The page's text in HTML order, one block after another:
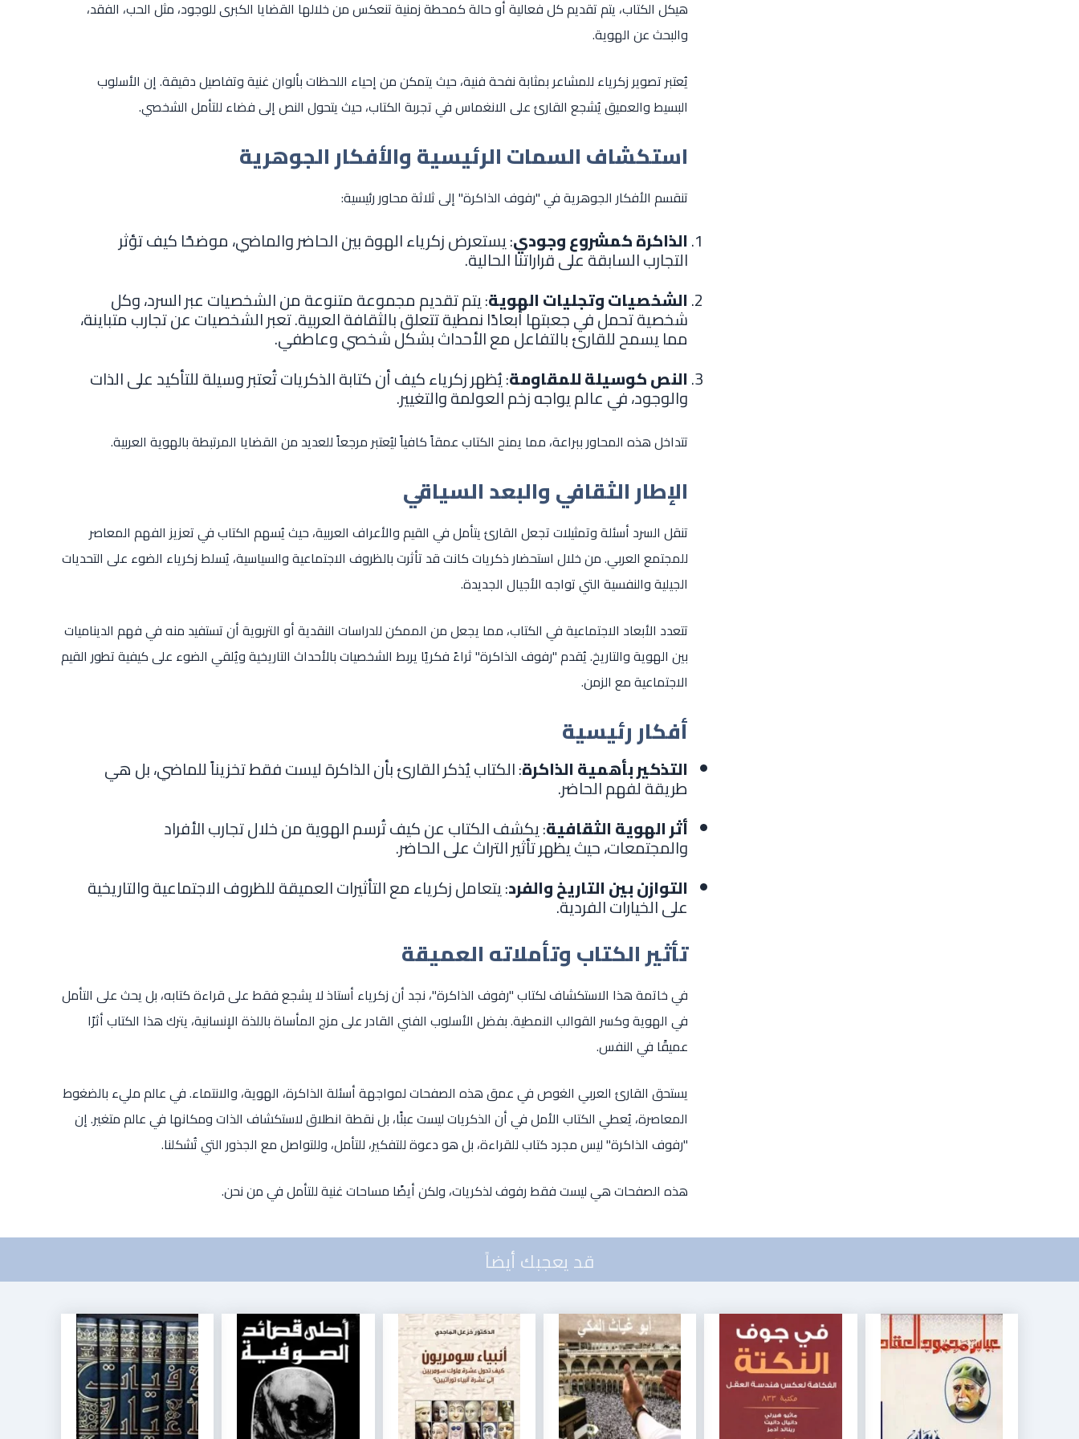
هيكل الكتاب، يتم تقديم كل فعالية أو حالة كمحطة زمنية تنعكس من خلالها القضايا الكبرى للوجود، مثل الحب، الفقد،
والبحث عن الهوية.
يُعتبر تصوير زكرياء للمشاعر بمثابة نفحة فنية، حيث يتمكن من إحياء اللحظات بألوان غنية وتفاصيل دقيقة. إن الأسلوب
البسيط والعميق يُشجع القارئ على الانغماس في تجربة الكتاب، حيث يتحول النص إلى فضاء للتأمل الشخصي.
استكشاف السمات الرئيسية والأفكار الجوهرية
تنقسم الأفكار الجوهرية في "رفوف الذاكرة" إلى ثلاثة محاور رئيسية:
الذاكرة كمشروع وجودي: يستعرض زكرياء الهوة بين الحاضر والماضي، موضحًا كيف تؤثر
التجارب السابقة على قراراتنا الحالية.
الشخصيات وتجليات الهوية: يتم تقديم مجموعة متنوعة من الشخصيات عبر السرد، وكل
شخصية تحمل في جعبتها أبعادًا نمطية تتعلق بالثقافة العربية. تعبر الشخصيات عن تجارب متباينة،
مما يسمح للقارئ بالتفاعل مع الأحداث بشكل شخصي وعاطفي.
النص كوسيلة للمقاومة: يُظهر زكرياء كيف أن كتابة الذكريات تُعتبر وسيلة للتأكيد على الذات
والوجود، في عالم يواجه زخم العولمة والتغيير.
تتداخل هذه المحاور ببراعة، مما يمنح الكتاب عمقاً كافياً ليُعتبر مرجعاً للعديد من القضايا المرتبطة بالهوية العربية.
الإطار الثقافي والبعد السياقي
تنقل السرد أسئلة وتمثيلات تجعل القارئ يتأمل في القيم والأعراف العربية، حيث يُسهم الكتاب في تعزيز الفهم المعاصر
للمجتمع العربي. من خلال استحضار ذكريات كانت قد تأثرت بالظروف الاجتماعية والسياسية، يُسلط زكرياء الضوء على التحديات
الجيلية والنفسية التي تواجه الأجيال الجديدة.
تتعدد الأبعاد الاجتماعية في الكتاب، مما يجعل من الممكن للدراسات النقدية أو التربوية أن تستفيد منه في فهم الديناميات
بين الهوية والتاريخ. يُقدم "رفوف الذاكرة" ثراءً فكريًا يربط الشخصيات بالأحداث التاريخية ويُلقي الضوء على كيفية تطور القيم
الاجتماعية مع الزمن.
أفكار رئيسية
التذكير بأهمية الذاكرة: الكتاب يُذكر القارئ بأن الذاكرة ليست فقط تخزيناً للماضي، بل هي
طريقة لفهم الحاضر.
أثر الهوية الثقافية: يكشف الكتاب عن كيف تُرسم الهوية من خلال تجارب الأفراد
والمجتمعات، حيث يظهر تأثير التراث على الحاضر.
التوازن بين التاريخ والفرد: يتعامل زكرياء مع التأثيرات العميقة للظروف الاجتماعية والتاريخية
على الخيارات الفردية.
تأثير الكتاب وتأملاته العميقة
في خاتمة هذا الاستكشاف لكتاب "رفوف الذاكرة"، نجد أن زكرياء أستاذ لا يشجع فقط على قراءة كتابه، بل يحث على التأمل
في الهوية وكسر القوالب النمطية. بفضل الأسلوب الفني القادر على مزج المأساة باللذة الإنسانية، يترك هذا الكتاب أثرًا
عميقًا في النفس.
يستحق القارئ العربي الغوص في عمق هذه الصفحات لمواجهة أسئلة الذاكرة، الهوية، والانتماء. في عالم مليء بالضغوط
المعاصرة، يُعطي الكتاب الأمل في أن الذكريات ليست عبئًا، بل نقطة انطلاق لاستكشاف الذات ومكانها في عالم متغير. إن
"رفوف الذاكرة" ليس مجرد كتاب للقراءة، بل هو دعوة للتفكير، للتأمل، وللتواصل مع الجذور التي تُشكلنا.
هذه الصفحات هي ليست فقط رفوف لذكريات، ولكن أيضًا مساحات غنية للتأمل في من نحن.
قد يعجبك أيضاً